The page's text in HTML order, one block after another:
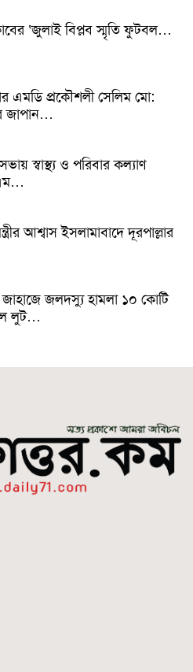
‘জুলাই বিপ্লব স্মৃতি ফুটবল…
এমডি প্রকৌশলী সেলিম মো:
জাপান…
স্বাস্থ্য ও পরিবার কল্যাণ
এম…
আশ্বাস ইসলামাবাদে দূরপাল্লার
জলদস্যু হামলা ১০ কোটি
লুট…